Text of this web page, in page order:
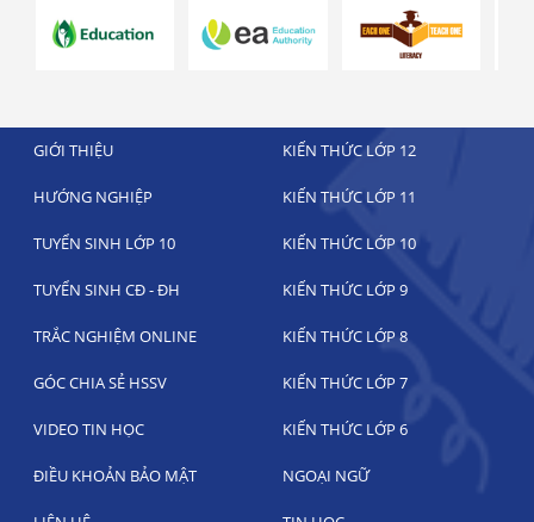
GIỚI THIỆU KIẾN THỨC LỚP 12
HƯỚNG NGHIỆP KIẾN THỨC LỚP 11
TUYỂN SINH LỚP 10 KIẾN THỨC LỚP 10
TUYỂN SINH CĐ - ĐH KIẾN THỨC LỚP 9
TRẮC NGHIỆM ONLINE KIẾN THỨC LỚP 8
GÓC CHIA SẺ HSSV KIẾN THỨC LỚP 7
VIDEO TIN HỌC KIẾN THỨC LỚP 6
ĐIỀU KHOẢN BẢO MẬT NGOẠI NGỮ